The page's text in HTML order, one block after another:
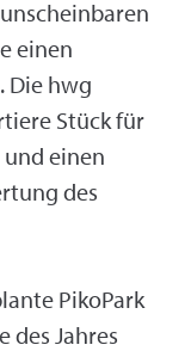
einen
Die hwg
Stück für
einen
des
PikoPark
des Jahres